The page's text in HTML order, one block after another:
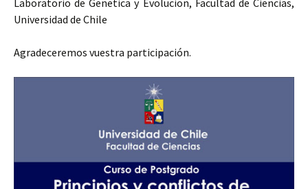
Universidad de Chile
Agradeceremos vuestra participación.